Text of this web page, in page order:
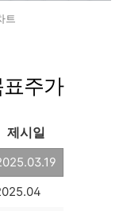
트
주가
제시일